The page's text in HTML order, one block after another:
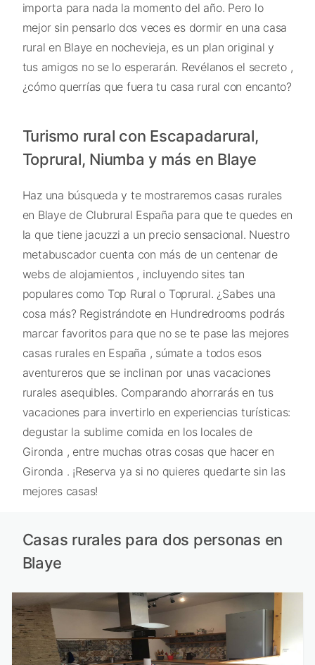
importa para nada la momento del año. Pero lo
mejor sin pensarlo dos veces es dormir en una casa
rural en Blaye en nochevieja, es un plan original y
tus amigos no se lo esperarán. Revélanos el secreto ,
¿cómo querrías que fuera tu casa rural con encanto?
Turismo rural con Escapadarural,
Toprural, Niumba y más en Blaye
Haz una búsqueda y te mostraremos casas rurales
en Blaye de Clubrural España para que te quedes en
la que tiene jacuzzi a un precio sensacional. Nuestro
metabuscador cuenta con más de un centenar de
webs de alojamientos , incluyendo sites tan
populares como Top Rural o Toprural. ¿Sabes una
cosa más? Registrándote en Hundredrooms podrás
marcar favoritos para que no se te pase las mejores
casas rurales en España , súmate a todos esos
aventureros que se inclinan por unas vacaciones
rurales asequibles. Comparando ahorrarás en tus
vacaciones para invertirlo en experiencias turísticas:
degustar la sublime comida en los locales de
Gironda , entre muchas otras cosas que hacer en
Gironda . ¡Reserva ya si no quieres quedarte sin las
mejores casas!
Casas rurales para dos personas en
Blaye